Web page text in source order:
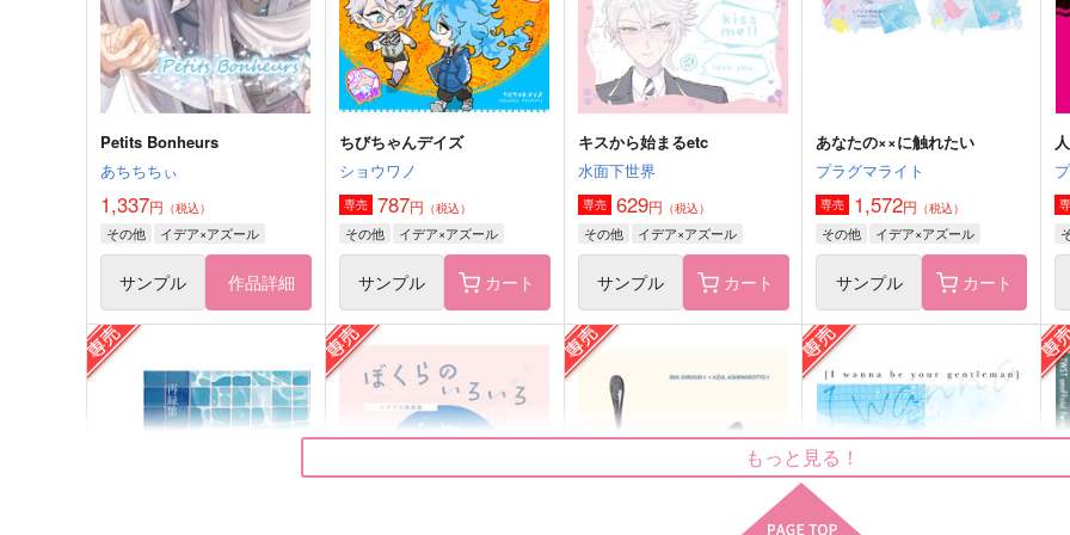
サンプル 作品詳細 サンプル 作品詳細 サンプル 作品詳細
雪解け水がやがて花を咲かす
押しかけ蛸ちゃんと引きこも
SOUP
そこそこ明るい家族計画
ムッ天下！
550
イデア×アズール
Petits Bonheurs
あちちちぃ
1,337円 （税込）
その他 イデア×アズール
サンプル 作品詳細
ちびちゃんデイズ
ショウワノ
専売 787円 （税込）
その他 イデア×アズール
サンプル カート
キスから始まるetc
水面下世界
専売 629円 （税込）
その他 イデア×アズール
サンプル カート
あなたの××に触れたい
プラグマライト
専売 1,572円 （税込）
その他 イデア×アズール
サンプル カート
もっと見る！